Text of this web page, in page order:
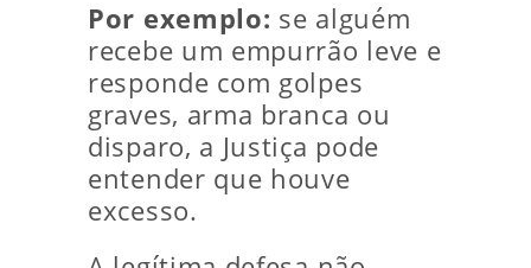
Por exemplo: se alguém
recebe um empurrão leve e
responde com golpes
graves, arma branca ou
disparo, a Justiça pode
entender que houve
excesso.